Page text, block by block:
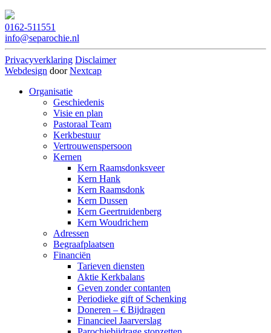
0162-511551
info@separochie.nl
Privacyverklaring Disclaimer
Webdesign doorNextcap
Organisatie
Geschiedenis
Visie en plan
Pastoraal Team
Kerkbestuur
Vertrouwenspersoon
Kernen
Kern Raamsdonksveer
Kern Hank
Kern Raamsdonk
Kern Dussen
Kern Geertruidenberg
Kern Woudrichem
Adressen
Begraafplaatsen
Financiën
Tarieven diensten
Aktie Kerkbalans
Geven zonder contanten
Periodieke gift of Schenking
Doneren – € Bijdragen
Financieel Jaarverslag